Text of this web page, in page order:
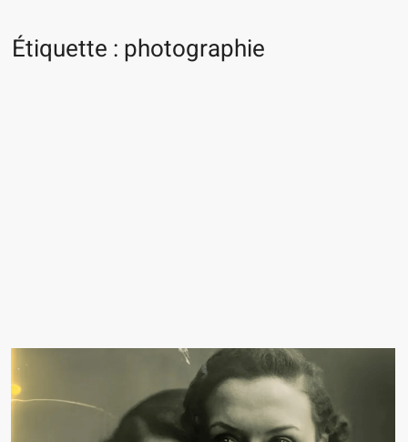
Étiquette : photographie